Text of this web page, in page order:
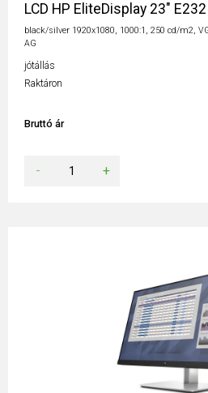
LCD HP EliteDisplay 23" E232
black/silver 1920x1080, 1000:1, 250 cd/m2,
AG
jótállás
Raktáron
Bruttó ár
- +